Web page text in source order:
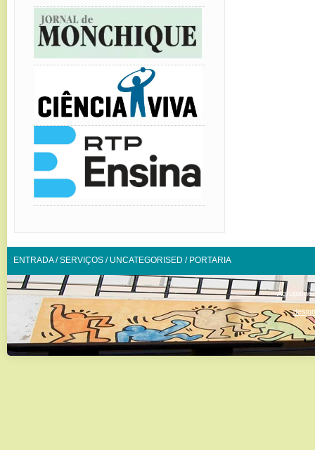
ENTRADA / SERVIÇOS / UNCATEGORISED /PORTARIA